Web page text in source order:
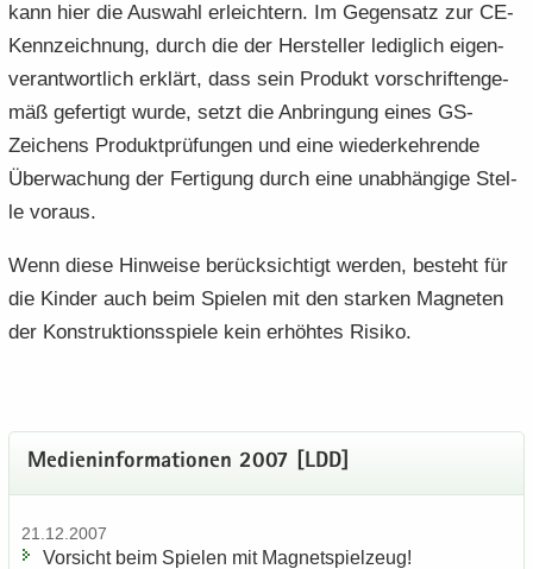
kann hier die Aus­wahl er­leich­tern. Im Ge­gen­satz zur CE-​
Kennzeichnung, durch die der Her­stel­ler le­dig­lich ei­gen­
ver­ant­wort­lich er­klärt, dass sein Pro­dukt vor­schrif­ten­ge­
mäß ge­fer­tigt wurde, setzt die An­brin­gung eines GS-​
Zeichens Pro­dukt­prü­fun­gen und eine wie­der­keh­ren­de
Über­wa­chung der Fer­ti­gung durch eine un­ab­hän­gi­ge Stel­
le vor­aus.
Wenn diese Hin­wei­se be­rück­sich­tigt wer­den, be­steht für
die Kin­der auch beim Spie­len mit den star­ken Ma­gne­ten
der Kon­struk­ti­ons­spie­le kein er­höh­tes Ri­si­ko.
Me­di­en­in­for­ma­tio­nen 2007 [LDD]
21.12.2007
Vor­sicht beim Spie­len mit Ma­gnet­spiel­zeug!